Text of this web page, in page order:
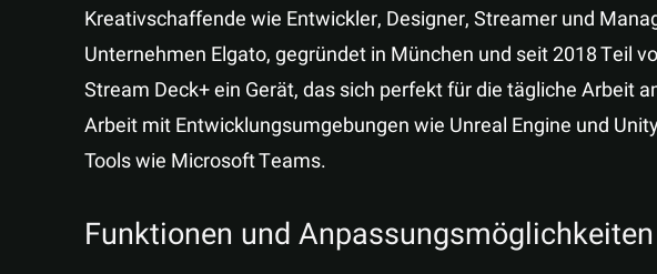
Kreativschaffende wie Entwickler, Designer, Streamer und
Unternehmen Elgato, gegründet in München und seit 2018 Teil
Stream Deck+ ein Gerät, das sich perfekt für die tägliche Arbeit
Arbeit mit Entwicklungsumgebungen wie Unreal Engine und
Tools wie Microsoft Teams.
Funktionen und Anpassungsmöglichkeiten